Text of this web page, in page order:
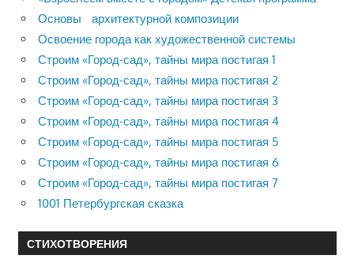
Основы архитектурной композиции
Освоение города как художественной системы
Строим «Город-сад», тайны мира постигая 1
Строим «Город-сад», тайны мира постигая 2
Строим «Город-сад», тайны мира постигая 3
Строим «Город-сад», тайны мира постигая 4
Строим «Город-сад», тайны мира постигая 5
Строим «Город-сад», тайны мира постигая 6
Строим «Город-сад», тайны мира постигая 7
1001 Петербургская сказка
СТИХОТВОРЕНИЯ